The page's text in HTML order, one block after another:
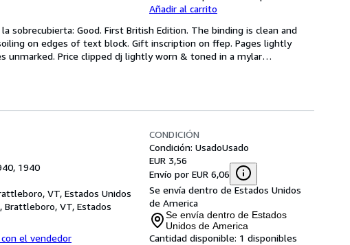
Añadir al carrito
sobrecubierta: Good. First British Edition. The binding is clean and
on edges of text block. Gift inscription on ffep. Pages lightly
unmarked. Price clipped dj lightly worn & toned in a mylar…
1940
VT, Estados Unidos
, Brattleboro, VT, Estados
el vendedor
CONDICIÓN
Condición: UsadoUsado
EUR 3,56
Envío por EUR 6,06
Se envía dentro de Estados Unidos
de America
Se envía dentro de Estados
Unidos de America
Cantidad disponible: 1 disponibles